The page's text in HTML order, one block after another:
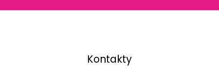
Kontakty